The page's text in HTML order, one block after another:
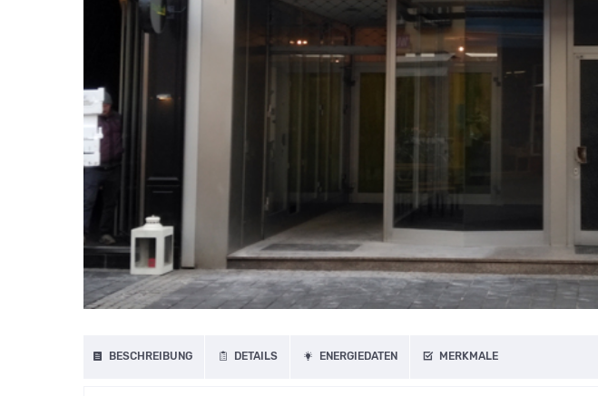
BESCHREIBUNG DETAILS ENERGIEDATEN MERKMALE